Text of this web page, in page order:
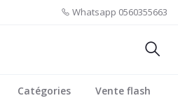
Whatsapp 0560355663
Catégories Vente flash